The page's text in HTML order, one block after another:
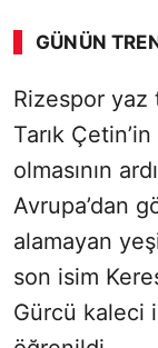
GÜNÜN
Rizespor
Tarık
olmasının
Avrupa’dan
alamayan
son isim
Gürcü kaleci